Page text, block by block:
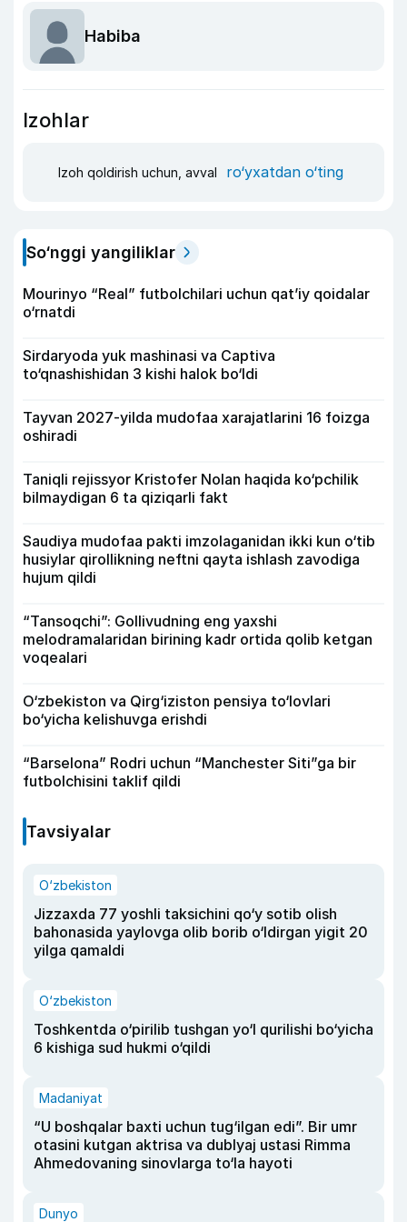
Habiba
Izohlar
Izoh qoldirish uchun, avval ro‘yxatdan o‘ting
So‘nggi yangiliklar
Mourinyo “Real” futbolchilari uchun qat’iy qoidalar
o‘rnatdi
Sirdaryoda yuk mashinasi va Captiva
to‘qnashishidan 3 kishi halok bo‘ldi
Tayvan 2027-yilda mudofaa xarajatlarini 16 foizga
oshiradi
Taniqli rejissyor Kristofer Nolan haqida ko‘pchilik
bilmaydigan 6 ta qiziqarli fakt
Saudiya mudofaa pakti imzolaganidan ikki kun o‘tib
husiylar qirollikning neftni qayta ishlash zavodiga
hujum qildi
“Tansoqchi”: Gollivudning eng yaxshi
melodramalaridan birining kadr ortida qolib ketgan
voqealari
O‘zbekiston va Qirg‘iziston pensiya to‘lovlari
bo‘yicha kelishuvga erishdi
“Barselona” Rodri uchun “Manchester Siti”ga bir
futbolchisini taklif qildi
Tavsiyalar
O‘zbekiston
Jizzaxda 77 yoshli taksichini qo‘y sotib olish
bahonasida yaylovga olib borib o‘ldirgan yigit 20
yilga qamaldi
O‘zbekiston
Toshkentda o‘pirilib tushgan yo‘l qurilishi bo‘yicha
6 kishiga sud hukmi o‘qildi
Madaniyat
“U boshqalar baxti uchun tug‘ilgan edi”. Bir umr
otasini kutgan aktrisa va dublyaj ustasi Rimma
Ahmedovaning sinovlarga to‘la hayoti
Dunyo